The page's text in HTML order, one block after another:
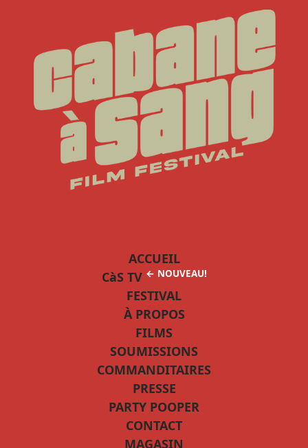
ACCUEIL
CàS TV ← NOUVEAU!
FESTIVAL
À PROPOS
FILMS
SOUMISSIONS
COMMANDITAIRES
PRESSE
PARTY POOPER
CONTACT
MAGASIN